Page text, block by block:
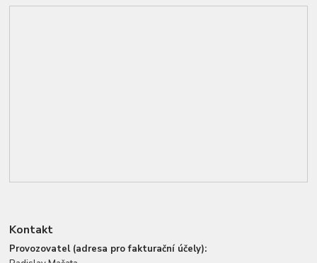
Kontakt
Provozovatel (adresa pro fakturační účely):